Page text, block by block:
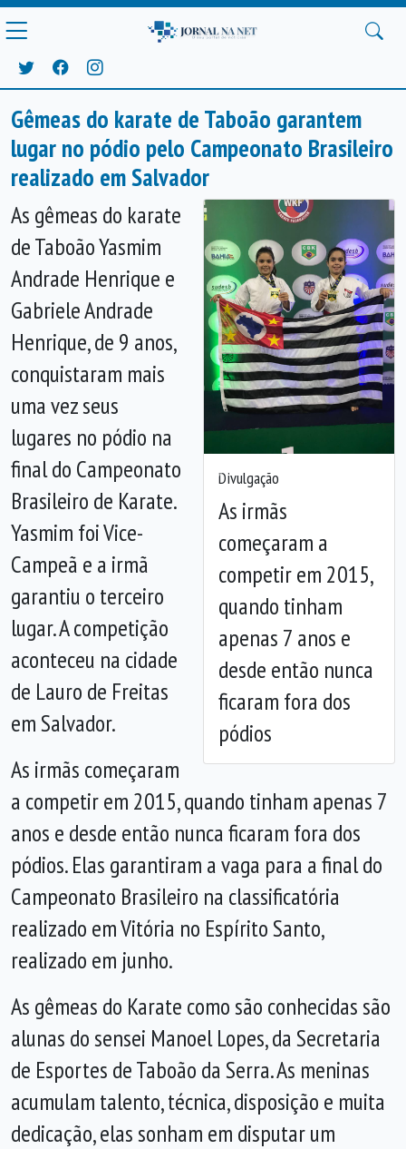
Gêmeas do karate de Taboão garantem
lugar no pódio pelo Campeonato Brasileiro
realizado em Salvador
Divulgação
As irmãs
começaram a
competir em 2015,
quando tinham
apenas 7 anos e
desde então nunca
ficaram fora dos
pódios
Anterior
As gêmeas do karate
de Taboão Yasmim
Andrade Henrique e
Gabriele Andrade
Henrique, de 9 anos,
conquistaram mais
uma vez seus
lugares no pódio na
final do Campeonato
Brasileiro de Karate.
Yasmim foi Vice-
Campeã e a irmã
garantiu o terceiro
lugar. A competição
aconteceu na cidade
de Lauro de Freitas
em Salvador.
As irmãs começaram
a competir em 2015, quando tinham apenas 7
anos e desde então nunca ficaram fora dos
pódios. Elas garantiram a vaga para a final do
Campeonato Brasileiro na classificatória
realizado em Vitória no Espírito Santo,
realizado em junho.
As gêmeas do Karate como são conhecidas são
alunas do sensei Manoel Lopes, da Secretaria
de Esportes de Taboão da Serra. As meninas
acumulam talento, técnica, disposição e muita
dedicação, elas sonham em disputar um